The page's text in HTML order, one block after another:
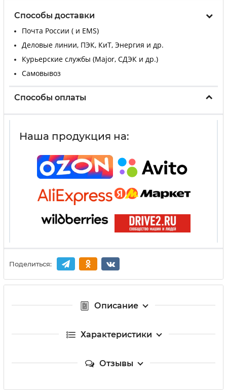
Способы доставки
Почта России ( и EMS)
Деловые линии, ПЭК, КиТ, Энергия и др.
Курьерские службы (Major, СДЭК и др.)
Самовывоз
Способы оплаты
Наша продукция на:
Поделиться:
Описание
Характеристики
Отзывы